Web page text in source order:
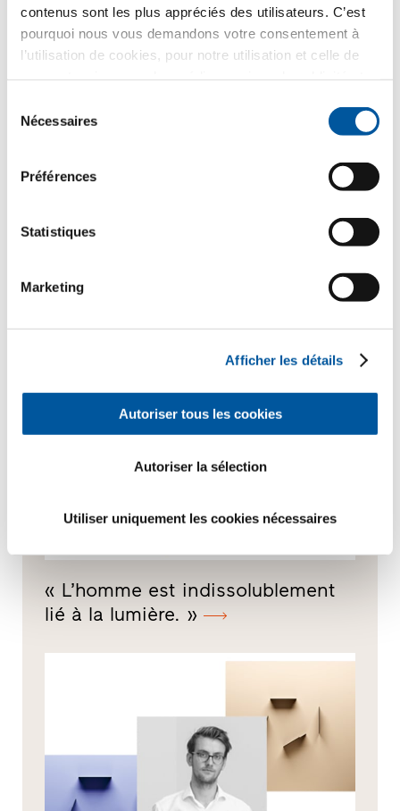
contenus sont les plus appréciés des utilisateurs. C’est
pourquoi nous vous demandons votre consentement à
l’utilisation de cookies, pour notre utilisation et celle de
ces informations avec d’autres données que vous leur
avez fournies ou qu’ils ont collectées dans le cadre de
Nécessaires
Préférences
Statistiques
Marketing
Afficher les détails
Autoriser tous les cookies
Autoriser la sélection
Utiliser uniquement les cookies nécessaires
»
« L’homme est indissolublement
lié à la lumière. »